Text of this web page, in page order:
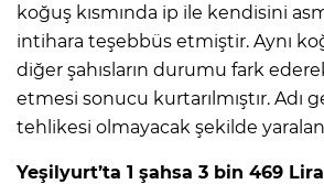
koğuş kısmında ip ile kendisini
intihara teşebbüs etmiştir. Aynı
diğer şahısların durumu fark
etmesi sonucu kurtarılmıştır. Adı
tehlikesi olmayacak şekilde
Yeşilyurt’ta 1 şahsa 3 bin 469